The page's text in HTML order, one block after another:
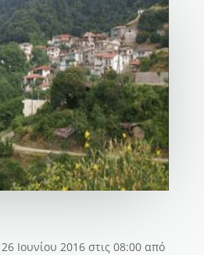
Ιουνίου 2016 στις 08:00 από